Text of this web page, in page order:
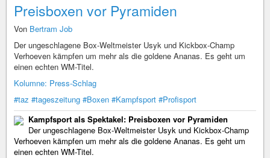
Preisboxen vor Pyramiden
Von Bertram Job
Der ungeschlagene Box-Weltmeister Usyk und Kickbox-Champ
Verhoeven kämpfen um mehr als die goldene Ananas. Es geht um
einen echten WM-Titel.
Kolumne: Press-Schlag
#taz #tageszeitung #Boxen #Kampfsport #Profisport
Kampfsport als Spektakel: Preisboxen vor Pyramiden
Der ungeschlagene Box-Weltmeister Usyk und Kickbox-Champ
Verhoeven kämpfen um mehr als die goldene Ananas. Es geht um
einen echten WM-Titel.